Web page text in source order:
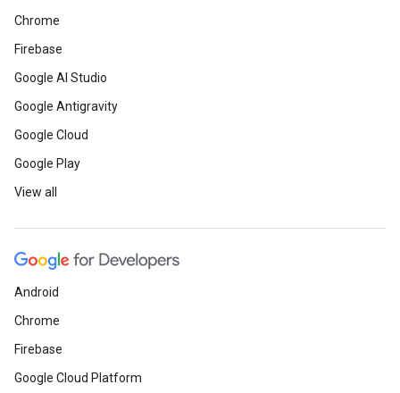
Chrome
Firebase
Google AI Studio
Google Antigravity
Google Cloud
Google Play
View all
Android
Chrome
Firebase
Google Cloud Platform